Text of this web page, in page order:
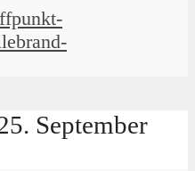
September